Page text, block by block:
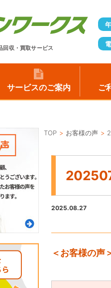
回収・買取サービス
サービスのご案内 ご
TOP お客様の声
2025.08.27
＜お客様の声